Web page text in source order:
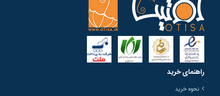
راهنمای خرید
نحوه خرید